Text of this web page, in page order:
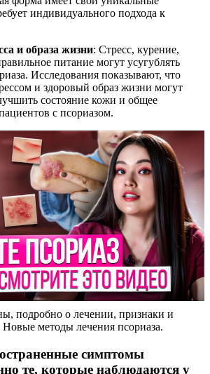
индивидуального подхода к
и образа жизни: Стресс, курение,
питание могут усугублять
Исследования показывают, что
и здоровый образ жизни могут
состояние кожи и общее
с псориазом.
подробно о лечении, признаки и
методы лечения псориаза.
симптомы
те, которые наблюдаются у